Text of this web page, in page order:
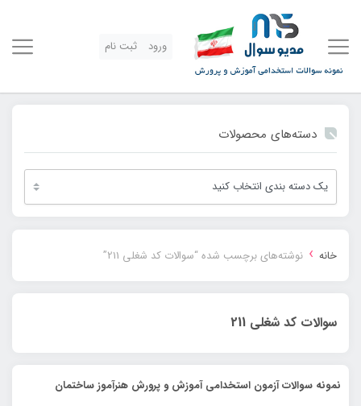
ورود ثبت نام
دسته‌های محصولات
خانه › نوشته‌های برچسب شده “سوالات کد شغلی 211”
سوالات کد شغلی 211
نمونه سوالات آزمون استخدامی آموزش و پرورش هنرآموز ساختمان